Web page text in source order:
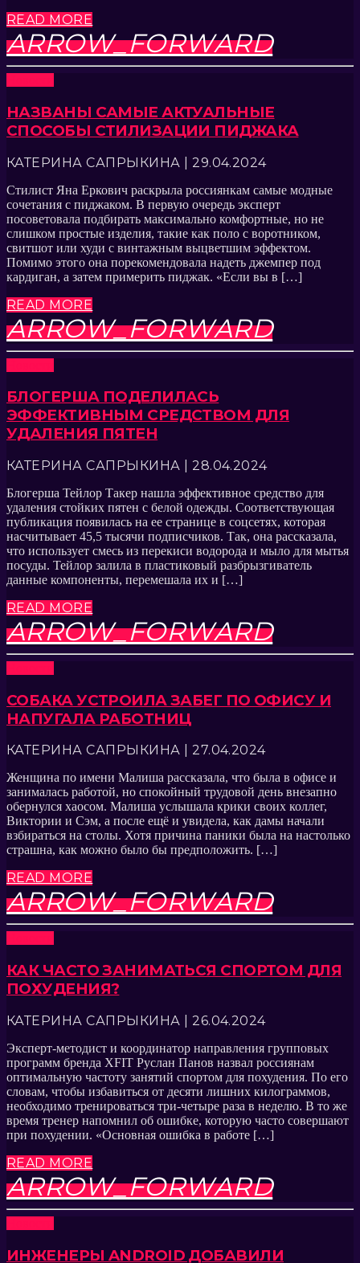
READ MORE
ARROW_FORWARD
НАЗВАНЫ САМЫЕ АКТУАЛЬНЫЕ
СПОСОБЫ СТИЛИЗАЦИИ ПИДЖАКА
КАТЕРИНА САПРЫКИНА | 29.04.2024
Стилист Яна Еркович раскрыла россиянкам самые модные
сочетания с пиджаком. В первую очередь эксперт
посоветовала подбирать максимально комфортные, но не
слишком простые изделия, такие как поло с воротником,
свитшот или худи с винтажным выцветшим эффектом.
Помимо этого она порекомендовала надеть джемпер под
кардиган, а затем примерить пиджак. «Если вы в […]
READ MORE
ARROW_FORWARD
БЛОГЕРША ПОДЕЛИЛАСЬ
ЭФФЕКТИВНЫМ СРЕДСТВОМ ДЛЯ
УДАЛЕНИЯ ПЯТЕН
КАТЕРИНА САПРЫКИНА | 28.04.2024
Блогерша Тейлор Такер нашла эффективное средство для
удаления стойких пятен с белой одежды. Соответствующая
публикация появилась на ее странице в соцсетях, которая
насчитывает 45,5 тысячи подписчиков. Так, она рассказала,
что использует смесь из перекиси водорода и мыло для мытья
посуды. Тейлор залила в пластиковый разбрызгиватель
данные компоненты, перемешала их и […]
READ MORE
ARROW_FORWARD
СОБАКА УСТРОИЛА ЗАБЕГ ПО ОФИСУ И
НАПУГАЛА РАБОТНИЦ
КАТЕРИНА САПРЫКИНА | 27.04.2024
Женщина по имени Малиша рассказала, что была в офисе и
занималась работой, но спокойный трудовой день внезапно
обернулся хаосом. Малиша услышала крики своих коллег,
Виктории и Сэм, а после ещё и увидела, как дамы начали
взбираться на столы. Хотя причина паники была на настолько
страшна, как можно было бы предположить. […]
READ MORE
ARROW_FORWARD
КАК ЧАСТО ЗАНИМАТЬСЯ СПОРТОМ ДЛЯ
ПОХУДЕНИЯ?
КАТЕРИНА САПРЫКИНА | 26.04.2024
Эксперт-методист и координатор направления групповых
программ бренда XFIT Руслан Панов назвал россиянам
оптимальную частоту занятий спортом для похудения. По его
словам, чтобы избавиться от десяти лишних килограммов,
необходимо тренироваться три-четыре раза в неделю. В то же
время тренер напомнил об ошибке, которую часто совершают
при похудении. «Основная ошибка в работе […]
READ MORE
ARROW_FORWARD
ИНЖЕНЕРЫ ANDROID ДОБАВИЛИ